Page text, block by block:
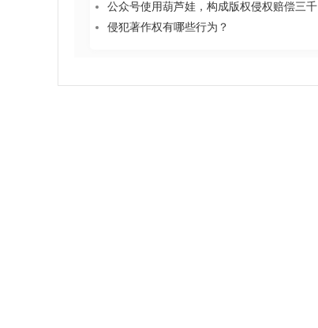
公众号使用葫芦娃，构成版权侵权赔偿三千
侵犯著作权有哪些行为？